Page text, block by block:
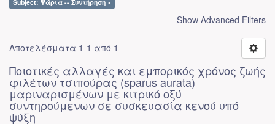
Subject: Ψάρια -- Συντήρηση ×
Show Advanced Filters
Αποτελέσματα 1-1 από 1
Ποιοτικές αλλαγές και εμπορικός χρόνος ζωής
φιλέτων τσιπούρας (sparus aurata)
μαριναρισμένων με κιτρικό οξύ
συντηρούμενων σε συσκευασία κενού υπό
ψύξη